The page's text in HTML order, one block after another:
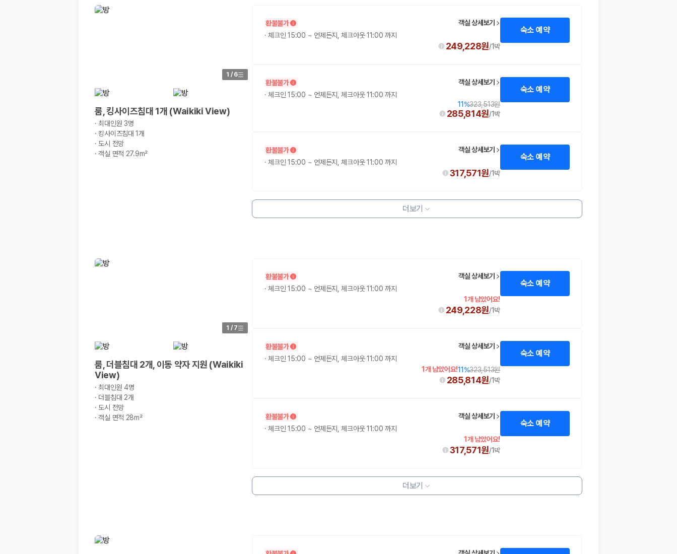
1 / 6
룸, 킹사이즈침대 1개 (Waikiki View)
·최대인원 3명
·킹사이즈침대 1개
· 도시 전망
·객실 면적 27.9m²
환불불가
객실 상세보기
·체크인 15:00 ~ 언제든지, 체크아웃 11:00 까지
249,228원/1박
숙소 예약
환불불가
객실 상세보기
·체크인 15:00 ~ 언제든지, 체크아웃 11:00 까지
11 %323,513원
285,814원/1박
숙소 예약
환불불가
객실 상세보기
·체크인 15:00 ~ 언제든지, 체크아웃 11:00 까지
317,571원/1박
숙소 예약
더보기
1 / 7
룸, 더블침대 2개, 이동 약자 지원 (Waikiki
View)
·최대인원 4명
· 더블침대 2개
· 도시 전망
·객실 면적 28m²
환불불가
객실 상세보기
·체크인 15:00 ~ 언제든지, 체크아웃 11:00 까지
1개 남았어요!
249,228원/1박
숙소 예약
환불불가
객실 상세보기
·체크인 15:00 ~ 언제든지, 체크아웃 11:00 까지
1개 남았어요!11%323,513원
285,814원/1박
숙소 예약
환불불가
객실 상세보기
·체크인 15:00 ~ 언제든지, 체크아웃 11:00 까지
1개 남았어요!
317,571원/1박
숙소 예약
더보기